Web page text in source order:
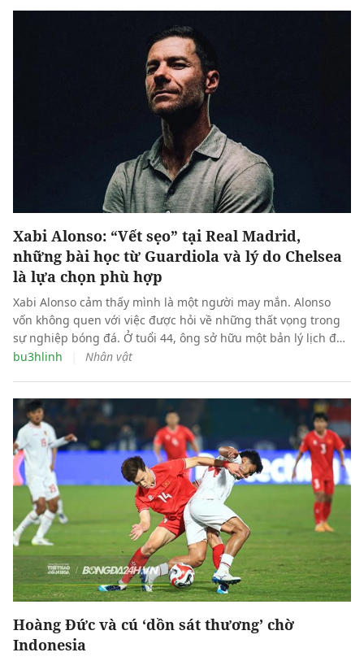
Xabi Alonso: “Vết sẹo” tại Real Madrid,
những bài học từ Guardiola và lý do Chelsea
là lựa chọn phù hợp
Xabi Alonso cảm thấy mình là một người may mắn. Alonso
vốn không quen với việc được hỏi về những thất vọng trong
sự nghiệp bóng đá. Ở tuổi 44, ông sở hữu một bản lý lịch đủ
để đứng vững trong hàng ngũ tinh hoa của môn thể thao
bu3hlinh Nhân vật
Hoàng Đức và cú ‘dồn sát thương’ chờ
Indonesia